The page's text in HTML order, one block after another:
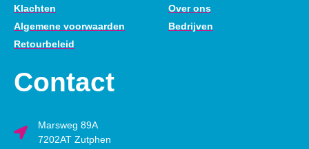
Klachten
Algemene voorwaarden
Retourbeleid
Over ons
Bedrijven
Contact
Marsweg 89A
7202AT Zutphen